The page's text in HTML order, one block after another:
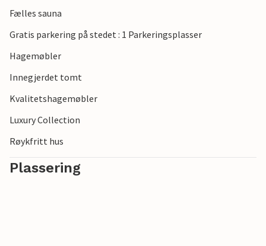
Fælles sauna
Gratis parkering på stedet : 1 Parkeringsplasser
Hagemøbler
Innegjerdet tomt
Kvalitetshagemøbler
Luxury Collection
Røykfritt hus
Plassering